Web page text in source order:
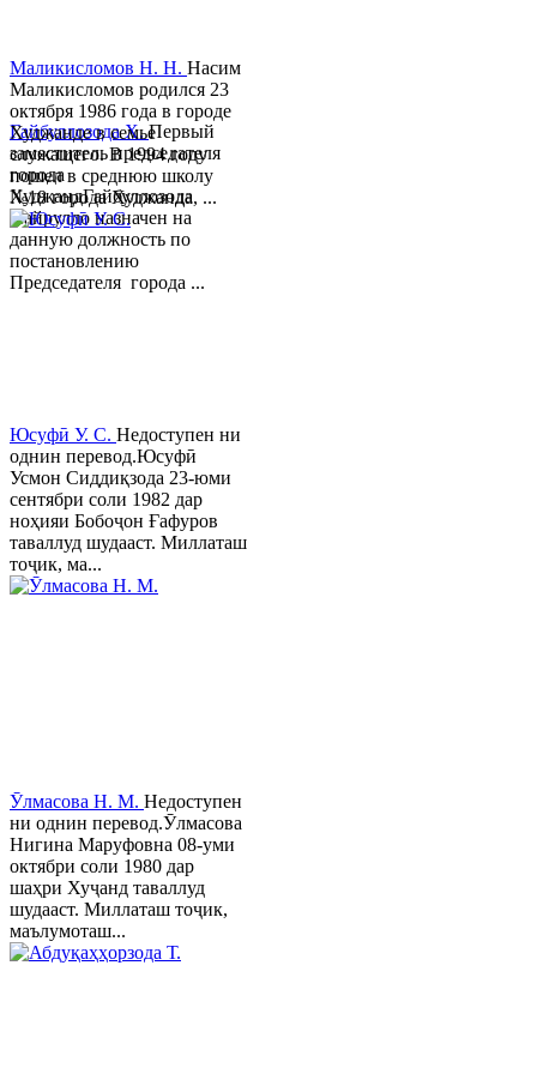
Гайбуллозода Х.Первый
заместитель председателя
города
ХуджандГайбуллозода
Хайрулло назначен на
данную должность по
постановлению
Председателя города ...
Маликисломов Н. Н. Насим
Маликисломов родился 23
октября 1986 года в городе
Худжанде в семье
служащего. В 1994 году
пошел в среднюю школу
№18 города Худжанда, ...
Юсуфӣ У. C. Недоступен ни
однин перевод.Юсуфӣ
Усмон Сиддиқзода 23-юми
сентябри соли 1982 дар
ноҳияи Бобоҷон Ғафуров
таваллуд шудааст. Миллаташ
тоҷик, ма...
Ӯлмасова Н. М. Недоступен
ни однин перевод.Ӯлмасова
Нигина Маруфовна 08-уми
октябри соли 1980 дар
шаҳри Хуҷанд таваллуд
шудааст. Миллаташ тоҷик,
маълумоташ...